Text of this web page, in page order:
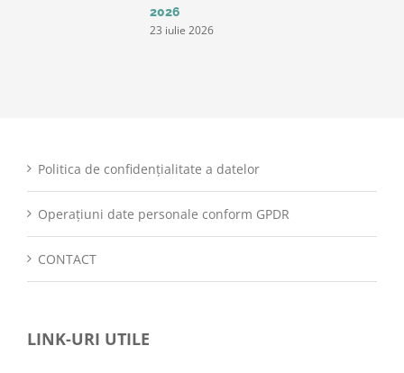
2026
23 iulie 2026
Politica de confidențialitate a datelor
Operațiuni date personale conform GPDR
CONTACT
LINK-URI UTILE